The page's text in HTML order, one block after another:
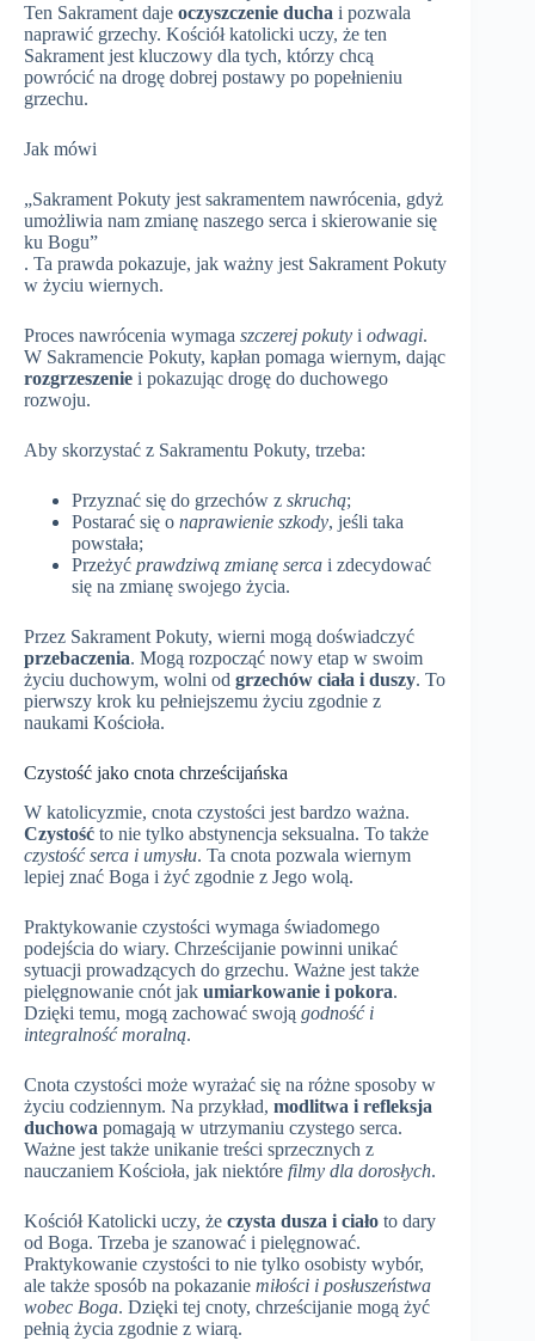
Ten Sakrament daje oczyszczenie ducha i pozwala
naprawić grzechy. Kościół katolicki uczy, że ten
Sakrament jest kluczowy dla tych, którzy chcą
powrócić na drogę dobrej postawy po popełnieniu
grzechu.
Jak mówi
„Sakrament Pokuty jest sakramentem nawrócenia, gdyż
umożliwia nam zmianę naszego serca i skierowanie się
ku Bogu”
. Ta prawda pokazuje, jak ważny jest Sakrament Pokuty
w życiu wiernych.
Proces nawrócenia wymaga szczerej pokuty i odwagi.
W Sakramencie Pokuty, kapłan pomaga wiernym, dając
rozgrzeszenie i pokazując drogę do duchowego
rozwoju.
Aby skorzystać z Sakramentu Pokuty, trzeba:
Przyznać się do grzechów z skruchą;
Postarać się o naprawienie szkody, jeśli taka
powstała;
Przeżyć prawdziwą zmianę serca i zdecydować
się na zmianę swojego życia.
Przez Sakrament Pokuty, wierni mogą doświadczyć
przebaczenia. Mogą rozpocząć nowy etap w swoim
życiu duchowym, wolni od grzechów ciała i duszy. To
pierwszy krok ku pełniejszemu życiu zgodnie z
naukami Kościoła.
Czystość jako cnota chrześcijańska
W katolicyzmie, cnota czystości jest bardzo ważna.
Czystość to nie tylko abstynencja seksualna. To także
czystość serca i umysłu. Ta cnota pozwala wiernym
lepiej znać Boga i żyć zgodnie z Jego wolą.
Praktykowanie czystości wymaga świadomego
podejścia do wiary. Chrześcijanie powinni unikać
sytuacji prowadzących do grzechu. Ważne jest także
pielęgnowanie cnót jak umiarkowanie i pokora.
Dzięki temu, mogą zachować swoją godność i
integralność moralną.
Cnota czystości może wyrażać się na różne sposoby w
życiu codziennym. Na przykład, modlitwa i refleksja
duchowa pomagają w utrzymaniu czystego serca.
Ważne jest także unikanie treści sprzecznych z
nauczaniem Kościoła, jak niektóre filmy dla dorosłych.
Kościół Katolicki uczy, że czysta dusza i ciało to dary
od Boga. Trzeba je szanować i pielęgnować.
Praktykowanie czystości to nie tylko osobisty wybór,
ale także sposób na pokazanie miłości i posłuszeństwa
wobec Boga. Dzięki tej cnoty, chrześcijanie mogą żyć
pełnią życia zgodnie z wiarą.